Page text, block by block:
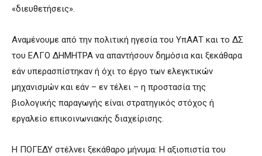
«διευθετήσεις».
Αναμένουμε από την πολιτική ηγεσία του ΥπΑΑΤ και το ΔΣ
του ΕΛΓΟ ΔΗΜΗΤΡΑ να απαντήσουν δημόσια και ξεκάθαρα
εάν υπερασπίστηκαν ή όχι το έργο των ελεγκτικών
μηχανισμών και εάν – εν τέλει – η προστασία της
βιολογικής παραγωγής είναι στρατηγικός στόχος ή
εργαλείο επικοινωνιακής διαχείρισης.
Η ΠΟΓΕΔΥ στέλνει ξεκάθαρο μήνυμα: Η αξιοπιστία του